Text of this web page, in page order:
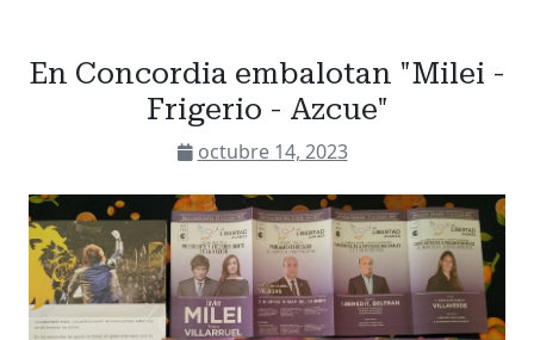
En Concordia embalotan "Milei -
Frigerio - Azcue"
octubre 14, 2023